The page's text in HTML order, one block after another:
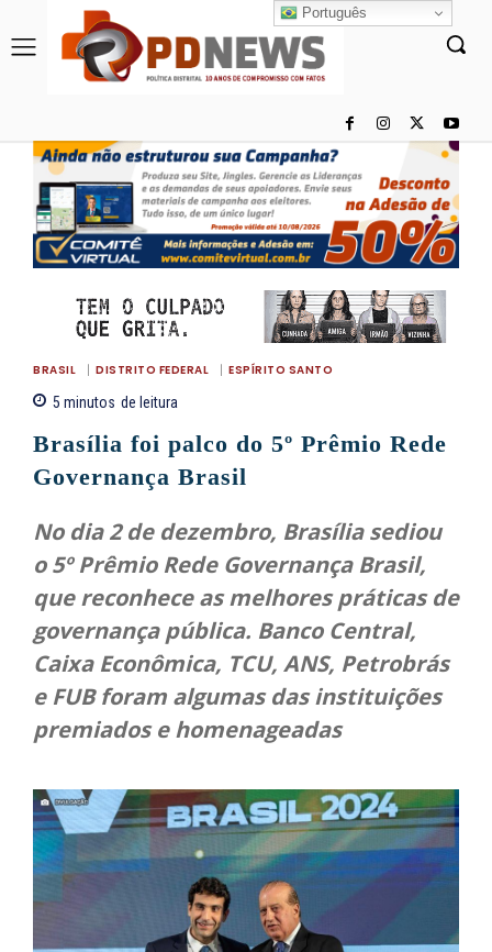
BRASIL DISTRITO FEDERAL ESPÍRITO SANTO
5 minutos de leitura
Brasília foi palco do 5º Prêmio Rede
Governança Brasil
No dia 2 de dezembro, Brasília sediou
o 5º Prêmio Rede Governança Brasil,
que reconhece as melhores práticas de
governança pública. Banco Central,
Caixa Econômica, TCU, ANS, Petrobrás
e FUB foram algumas das instituições
premiados e homenageadas
Português